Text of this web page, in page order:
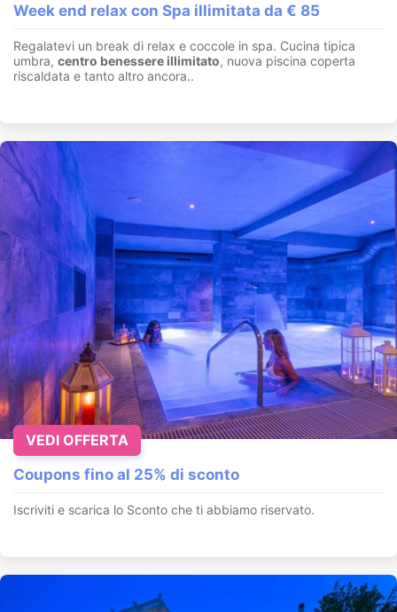
Week end relax con Spa illimitata da € 85
Regalatevi un break di relax e coccole in spa. Cucina tipica
umbra, centro benessere illimitato, nuova piscina coperta
riscaldata e tanto altro ancora..
Coupons fino al 25% di sconto
Iscriviti e scarica lo Sconto che ti abbiamo riservato.
VEDI OFFERTA